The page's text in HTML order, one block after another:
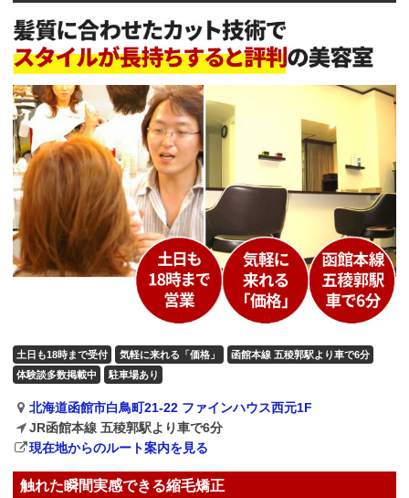
土日も18時まで受付 気軽に来れる「価格」
函館本線 五稜郭駅より車で6分
体験談多数掲載中
駐車場あり
北海道函館市白鳥町21-22 ファインハウス西元1F
JR函館本線 五稜郭駅より車で6分
現在地からのルート案内を見る
触れた瞬間実感できる縮毛矯正